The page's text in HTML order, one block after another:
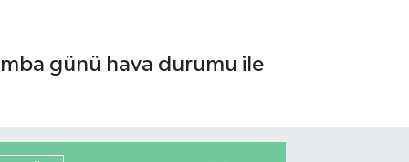
günü hava durumu ile